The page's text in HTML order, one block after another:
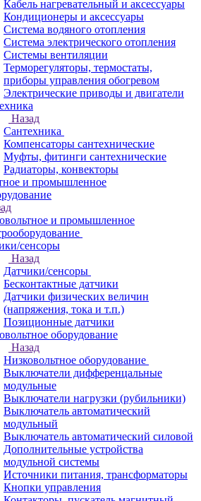
Кабель нагревательный и аксессуары
Кондиционеры и аксессуары
Система водяного отопления
Система электрического отопления
Системы вентиляции
Терморегуляторы, термостаты,
приборы управления обогревом
Электрические приводы и двигатели
Назад
Сантехника
Компенсаторы сантехнические
Муфты, фитинги сантехнические
Радиаторы, конвекторы
и промышленное
и промышленное
сенсоры
Назад
Датчики/сенсоры
Бесконтактные датчики
Датчики физических величин
(напряжения, тока и т.п.)
Позиционные датчики
оборудование
Назад
Низковольтное оборудование
Выключатели дифференцальные
модульные
Выключатели нагрузки (рубильники)
Выключатель автоматический
модульный
Выключатель автоматический силовой
Дополнительные устройства
модульной системы
Источники питания, трансформаторы
Кнопки управления